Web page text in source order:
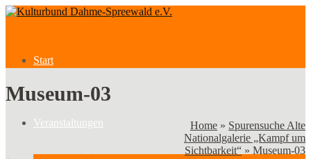
Start
Veranstaltungen
Museum-03
Home » Spurensuche Alte
Nationalgalerie „Kampf um
Sichtbarkeit“ » Museum-03